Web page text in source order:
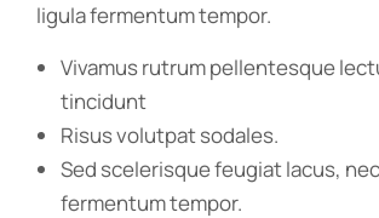
ligula fermentum tempor.
Vivamus rutrum pellentesque
tincidunt
Risus volutpat sodales.
Sed scelerisque feugiat lacus,
fermentum tempor.